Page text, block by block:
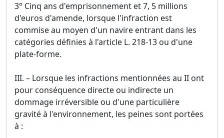
3° Cinq ans d'emprisonnement et 7, 5 millions
d'euros d'amende, lorsque l'infraction est
commise au moyen d'un navire entrant dans les
catégories définies à l'article L. 218-13 ou d'une
plate-forme.
III. – Lorsque les infractions mentionnées au II ont
pour conséquence directe ou indirecte un
dommage irréversible ou d'une particulière
gravité à l'environnement, les peines sont portées
à :